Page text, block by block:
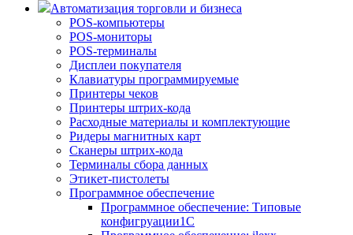
Автоматизация торговли и бизнеса
POS-компьютеры
POS-мониторы
POS-терминалы
Дисплеи покупателя
Клавиатуры программируемые
Принтеры чеков
Принтеры штрих-кода
Расходные материалы и комплектующие
Ридеры магнитных карт
Сканеры штрих-кода
Терминалы сбора данных
Этикет-пистолеты
Программное обеспечение
Программное обеспечение: Типовые
конфигруации1С